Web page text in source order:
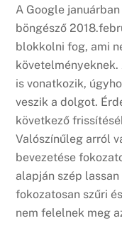
A Google
böngésző
blokkolni fog, ami
is vonatkozik,
veszik a dolgot.
következő
Valószínűleg arról
bevezetése
alapján szép
fokozatosan szűri
nem felelnek meg